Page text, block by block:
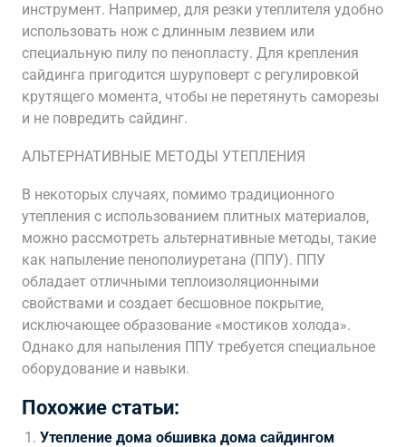
инструмент. Например‚ для резки утеплителя удобно
использовать нож с длинным лезвием или
специальную пилу по пенопласту. Для крепления
сайдинга пригодится шуруповерт с регулировкой
крутящего момента‚ чтобы не перетянуть саморезы
и не повредить сайдинг.
АЛЬТЕРНАТИВНЫЕ МЕТОДЫ УТЕПЛЕНИЯ
В некоторых случаях‚ помимо традиционного
утепления с использованием плитных материалов‚
можно рассмотреть альтернативные методы‚ такие
как напыление пенополиуретана (ППУ). ППУ
обладает отличными теплоизоляционными
свойствами и создает бесшовное покрытие‚
исключающее образование «мостиков холода».
Однако для напыления ППУ требуется специальное
оборудование и навыки.
Похожие статьи:
Утепление дома обшивка дома сайдингом